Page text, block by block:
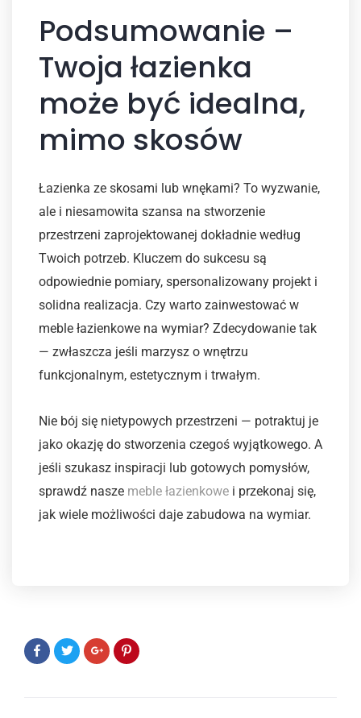
Podsumowanie –
Twoja łazienka
może być idealna,
mimo skosów
Łazienka ze skosami lub wnękami? To wyzwanie,
ale i niesamowita szansa na stworzenie
przestrzeni zaprojektowanej dokładnie według
Twoich potrzeb. Kluczem do sukcesu są
odpowiednie pomiary, spersonalizowany projekt i
solidna realizacja. Czy warto zainwestować w
meble łazienkowe na wymiar? Zdecydowanie tak
— zwłaszcza jeśli marzysz o wnętrzu
funkcjonalnym, estetycznym i trwałym.
Nie bój się nietypowych przestrzeni — potraktuj je
jako okazję do stworzenia czegoś wyjątkowego. A
jeśli szukasz inspiracji lub gotowych pomysłów,
sprawdź nasze meble łazienkowe i przekonaj się,
jak wiele możliwości daje zabudowa na wymiar.